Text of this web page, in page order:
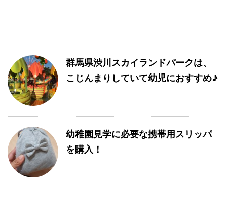
群馬県渋川スカイランドパークは、
こじんまりしていて幼児におすすめ♪
幼稚園見学に必要な携帯用スリッパ
を購入！